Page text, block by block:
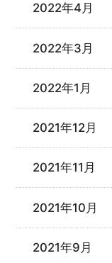
2022年4月
2022年3月
2022年1月
2021年12月
2021年11月
2021年10月
2021年9月